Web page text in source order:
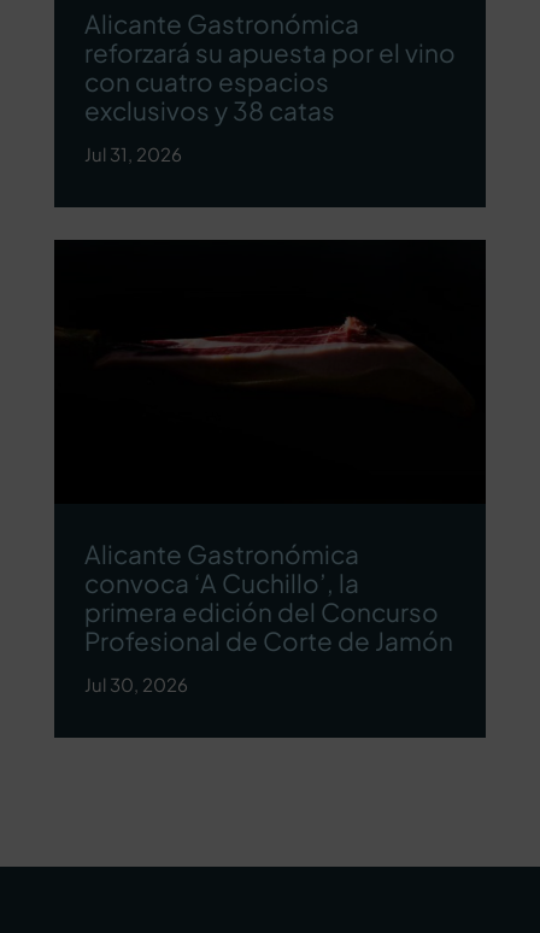
Alicante Gastronómica
reforzará su apuesta por el vino
con cuatro espacios
exclusivos y 38 catas
Jul 31, 2026
Alicante Gastronómica
convoca ‘A Cuchillo’, la
primera edición del Concurso
Profesional de Corte de Jamón
Jul 30, 2026